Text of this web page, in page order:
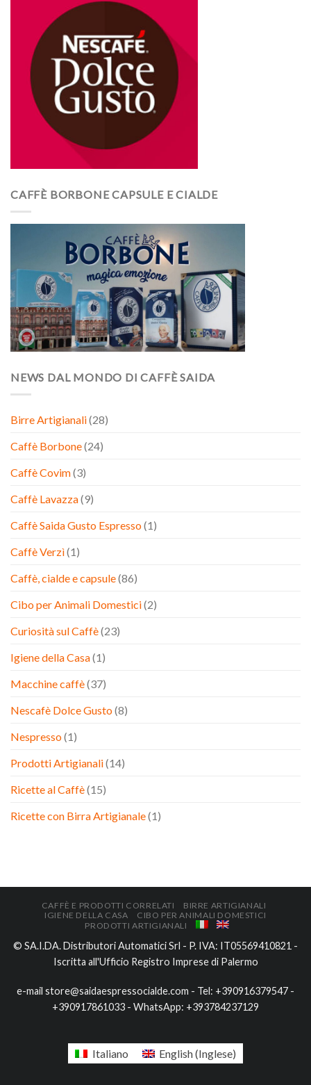
CAFFÈ BORBONE CAPSULE E CIALDE
NEWS DAL MONDO DI CAFFÈ SAIDA
Birre Artigianali(28)
Caffè Borbone(24)
Caffè Covim(3)
Caffè Lavazza(9)
Caffè Saida Gusto Espresso(1)
Caffè Verzì(1)
Caffè, cialde e capsule(86)
Cibo per Animali Domestici(2)
Curiosità sul Caffè(23)
Igiene della Casa(1)
Macchine caffè(37)
Nescafè Dolce Gusto(8)
Nespresso(1)
Prodotti Artigianali(14)
Ricette al Caffè(15)
Ricette con Birra Artigianale(1)
CAFFÈ E PRODOTTI CORRELATI
BIRRE ARTIGIANALI
IGIENE DELLA CASA
CIBO PER ANIMALI DOMESTICI
PRODOTTI ARTIGIANALI
© SA.I.DA. Distributori Automatici Srl - P. IVA: IT05569410821 -
Iscritta all'Ufficio Registro Imprese di Palermo
e-mail store@saidaespressocialde.com - Tel: +390916379547 -
+390917861033 - WhatsApp: +393784237129
Italiano English(Inglese)